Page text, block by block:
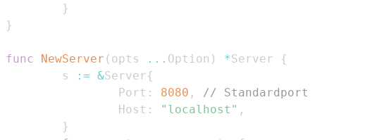
}
}
func NewServer ( opts ... Option ) *Server
{
        s
:= &Server{
                Port
: 8080 ,
// Standardport
                Host
: "localhost" ,
}